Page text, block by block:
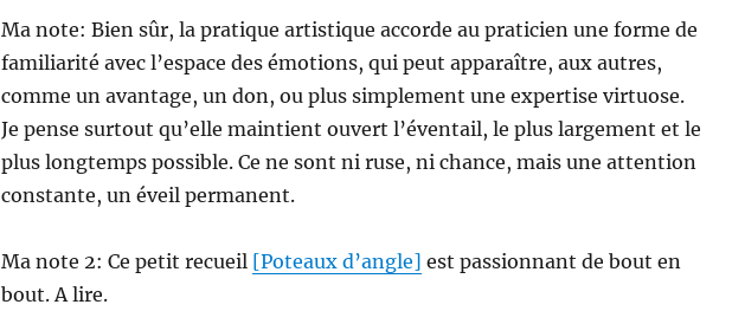
Ma note: Bien sûr, la pratique artistique accorde au praticien une forme de
familiarité avec l’espace des émotions, qui peut apparaître, aux autres,
comme un avantage, un don, ou plus simplement une expertise virtuose.
Je pense surtout qu’elle maintient ouvert l’éventail, le plus largement et le
plus longtemps possible. Ce ne sont ni ruse, ni chance, mais une attention
constante, un éveil permanent.
Ma note 2: Ce petit recueil [Poteaux d’angle] est passionnant de bout en
bout. A lire.